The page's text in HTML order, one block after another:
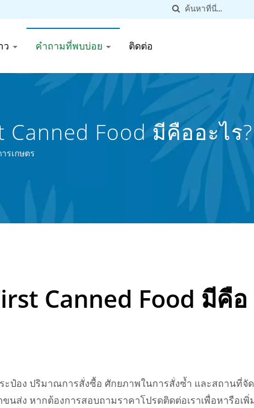
ว คำถามที่พบบ่อย ติดต่อ
Canned Food มีคืออะไร
ไต้หวัน | First Canned
รเกษตร
Canned Food มีคือ
ป๋อง ปริมาณการสั่งซื้อ ศักยภาพในการสั่งซ้ำ และสถานที่จัด
ส่ง หากต้องการสอบถามราคาโปรดติดต่อเราเพื่อหารือเพิ่